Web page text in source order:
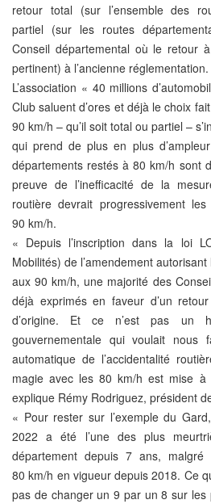
retour total (sur l’ensemble des
partiel (sur les routes
Conseil départemental où le retour
pertinent) à l’ancienne réglementation.
L’association « 40 millions
Club saluent d’ores et déjà le choix
90 km/h – qu’il soit total ou partiel –
qui prend de plus en plus
départements restés à 80 km/h sont
preuve de l’inefficacité de la
routière devrait progressivement
90 km/h.
« Depuis l’inscription dans la loi
Mobilités) de l’amendement
aux 90 km/h, une majorité des
déjà exprimés en faveur d’un
d’origine. Et ce n’est pas un
gouvernementale qui voulait nous
automatique de l’accidentalité
magie avec les 80 km/h est mise à
explique Rémy Rodriguez, président
« Pour rester sur l’exemple du
2022 a été l’une des plus
département depuis 7 ans,
80 km/h en vigueur depuis 2018. Ce
pas de changer un 9 par un 8 sur